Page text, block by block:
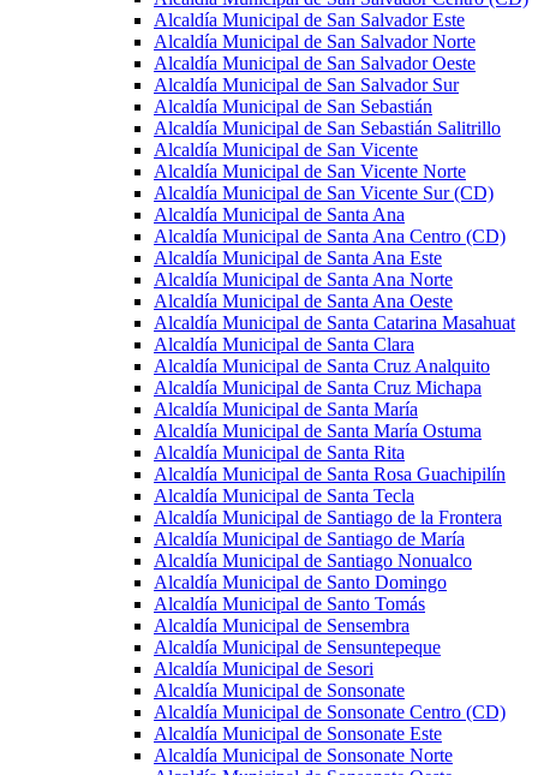
Alcaldía Municipal de San Salvador Este
Alcaldía Municipal de San Salvador Norte
Alcaldía Municipal de San Salvador Oeste
Alcaldía Municipal de San Salvador Sur
Alcaldía Municipal de San Sebastián
Alcaldía Municipal de San Sebastián Salitrillo
Alcaldía Municipal de San Vicente
Alcaldía Municipal de San Vicente Norte
Alcaldía Municipal de San Vicente Sur (CD)
Alcaldía Municipal de Santa Ana
Alcaldía Municipal de Santa Ana Centro (CD)
Alcaldía Municipal de Santa Ana Este
Alcaldía Municipal de Santa Ana Norte
Alcaldía Municipal de Santa Ana Oeste
Alcaldía Municipal de Santa Catarina Masahuat
Alcaldía Municipal de Santa Clara
Alcaldía Municipal de Santa Cruz Analquito
Alcaldía Municipal de Santa Cruz Michapa
Alcaldía Municipal de Santa María
Alcaldía Municipal de Santa María Ostuma
Alcaldía Municipal de Santa Rita
Alcaldía Municipal de Santa Rosa Guachipilín
Alcaldía Municipal de Santa Tecla
Alcaldía Municipal de Santiago de la Frontera
Alcaldía Municipal de Santiago de María
Alcaldía Municipal de Santiago Nonualco
Alcaldía Municipal de Santo Domingo
Alcaldía Municipal de Santo Tomás
Alcaldía Municipal de Sensembra
Alcaldía Municipal de Sensuntepeque
Alcaldía Municipal de Sesori
Alcaldía Municipal de Sonsonate
Alcaldía Municipal de Sonsonate Centro (CD)
Alcaldía Municipal de Sonsonate Este
Alcaldía Municipal de Sonsonate Norte